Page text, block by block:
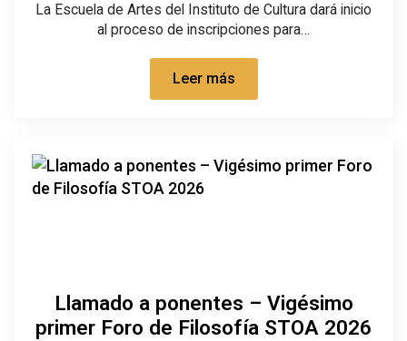
La Escuela de Artes del Instituto de Cultura dará inicio
al proceso de inscripciones para…
Leer más
Llamado a ponentes – Vigésimo
primer Foro de Filosofía STOA 2026